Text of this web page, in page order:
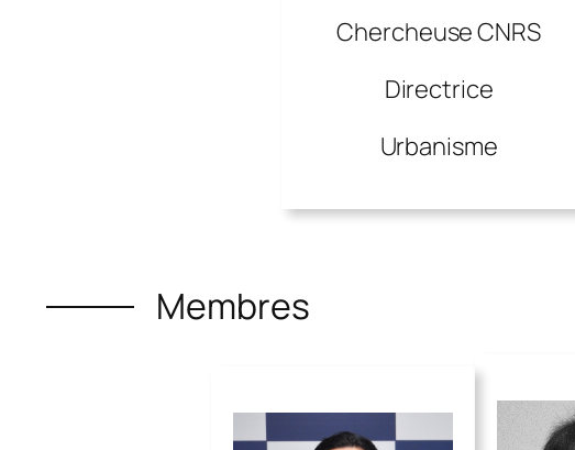
Chercheuse CNRS
Directrice
Urbanisme
Membres